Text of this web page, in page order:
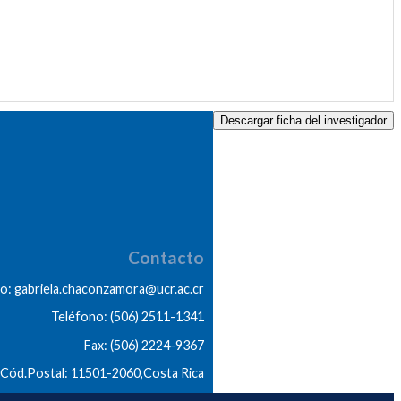
Descargar ficha del investigador
Contacto
gabriela.chaconzamora@ucr.ac.cr
Teléfono: (506) 2511-1341
Fax: (506) 2224-9367
Cód.Postal: 11501-2060,Costa Rica